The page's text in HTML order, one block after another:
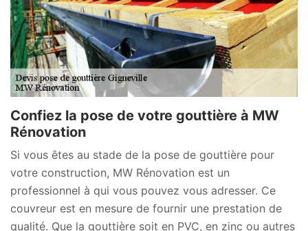
Confiez la pose de votre gouttière à MW
Rénovation
Si vous êtes au stade de la pose de gouttière pour
votre construction, MW Rénovation est un
professionnel à qui vous pouvez vous adresser. Ce
couvreur est en mesure de fournir une prestation de
qualité. Que la gouttière soit en PVC, en zinc ou autres